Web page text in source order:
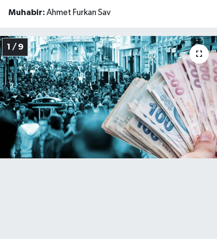
Muhabir: Ahmet Furkan Sav
1 / 9